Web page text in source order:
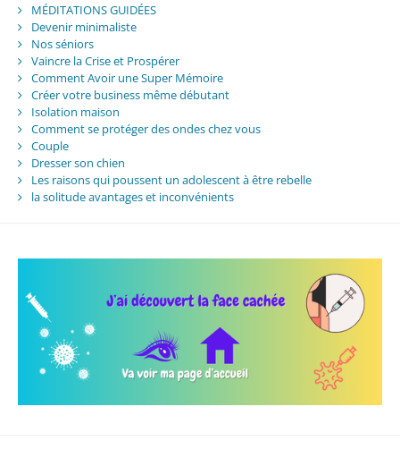
MÉDITATIONS GUIDÉES
Devenir minimaliste
Nos séniors
Vaincre la Crise et Prospérer
Comment Avoir une Super Mémoire
Créer votre business même débutant
Isolation maison
Comment se protéger des ondes chez vous
Couple
Dresser son chien
Les raisons qui poussent un adolescent à être rebelle
la solitude avantages et inconvénients